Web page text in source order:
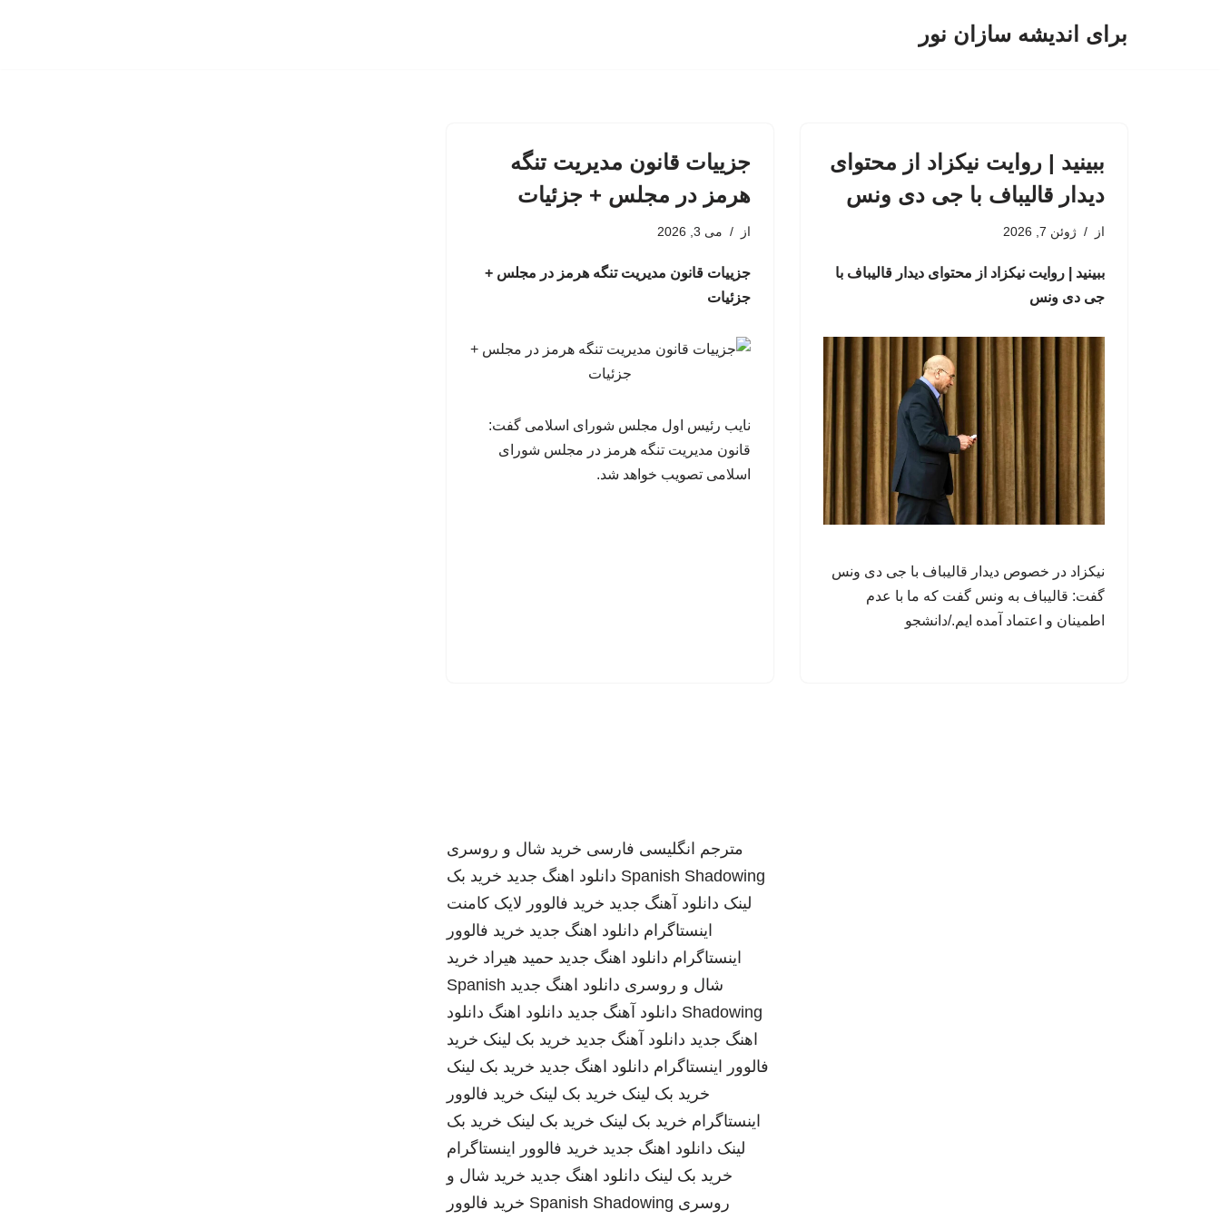
برای اندیشه سازان نور
ببینید | روایت نیکزاد از محتوای
دیدار قالیباف با جی دی ونس
از ژوئن 7, 2026
ببینید | روایت نیکزاد از محتوای دیدار قالیباف با
جی دی ونس
نیکزاد در خصوص دیدار قالیباف با جی دی ونس
گفت: قالیباف به ونس گفت که ما با عدم
اطمینان و اعتماد آمده ایم./دانشجو
جزییات قانون مدیریت تنگه
هرمز در مجلس + جزئیات
از می 3, 2026
جزییات قانون مدیریت تنگه هرمز در مجلس +
جزئیات
نایب رئیس اول مجلس شورای اسلامی گفت:
قانون مدیریت تنگه هرمز در مجلس شورای
اسلامی تصویب خواهد شد.
مترجم انگلیسی فارسی خرید شال و روسری
Spanish Shadowing دانلود اهنگ جدید خرید بک
لینک دانلود آهنگ جدید خرید فالوور لایک کامنت
اینستاگرام دانلود اهنگ جدید خرید فالوور
اینستاگرام دانلود اهنگ جدید حمید هیراد خرید
شال و روسری دانلود اهنگ جدید Spanish
Shadowing دانلود آهنگ جدید دانلود اهنگ دانلود
اهنگ جدید دانلود آهنگ جدید خرید بک لینک خرید
فالوور اینستاگرام دانلود اهنگ جدید خرید بک لینک
خرید بک لینک خرید بک لینک خرید فالوور
اینستاگرام خرید بک لینک خرید بک لینک خرید بک
لینک دانلود اهنگ جدید خرید فالوور اینستاگرام
خرید بک لینک دانلود اهنگ جدید خرید شال و
روسری Spanish Shadowing خرید فالوور